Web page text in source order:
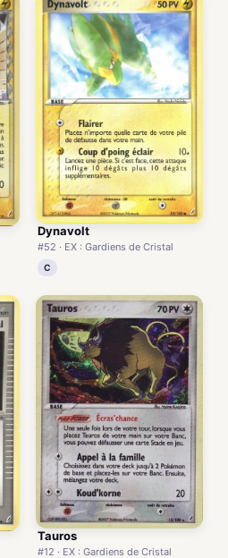
Dynavolt
#52 · EX : Gardiens de Cristal
C
Tauros
#12 · EX : Gardiens de Cristal